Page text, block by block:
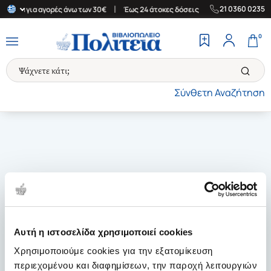
Αυτή η ιστοσελίδα χρησιμοποιεί cookies
Χρησιμοποιούμε cookies για την εξατομίκευση
περιεχομένου και διαφημίσεων, την παροχή λειτουργιών
για αγορές άνω των 30€ Έως 24 άτοκες δόσεις | Δωρεάν
21 0360 0235
Σύνθετη Αναζήτηση
0